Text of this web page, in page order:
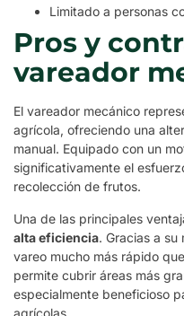
Limitado a personas
Pros y
vareador
El vareador mecánico
agrícola, ofreciendo una
manual. Equipado con un
significativamente el
recolección de frutos.
Una de las principales
alta eficiencia. Gracias a
vareo mucho más rápido
permite cubrir áreas más
especialmente beneficioso
agrícolas.